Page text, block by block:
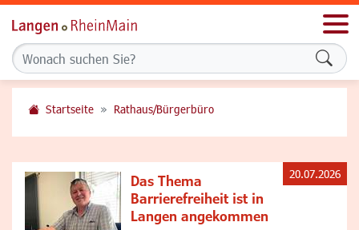
Startseite Rathaus/Bürgerbüro
Das Thema
Barrierefreiheit ist in
Langen angekommen
20.07.2026